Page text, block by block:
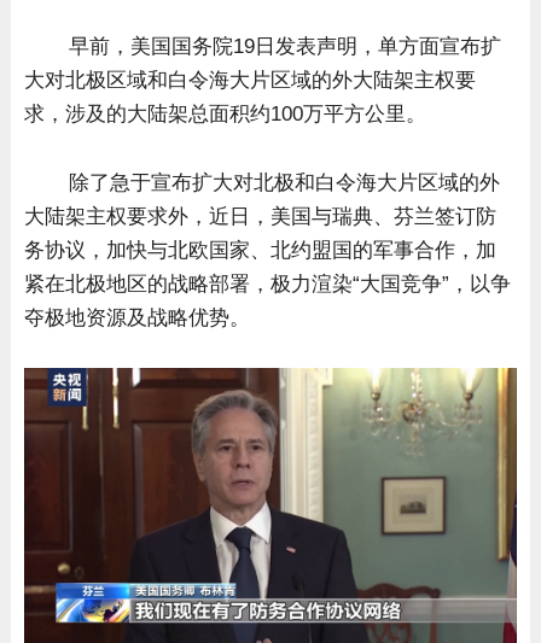
早前，美国国务院19日发表声明，单方面宣布扩
大对北极区域和白令海大片区域的外大陆架主权要
求，涉及的大陆架总面积约100万平方公里。
除了急于宣布扩大对北极和白令海大片区域的外
大陆架主权要求外，近日，美国与瑞典、芬兰签订防
务协议，加快与北欧国家、北约盟国的军事合作，加
紧在北极地区的战略部署，极力渲染“大国竞争”，以争
夺极地资源及战略优势。